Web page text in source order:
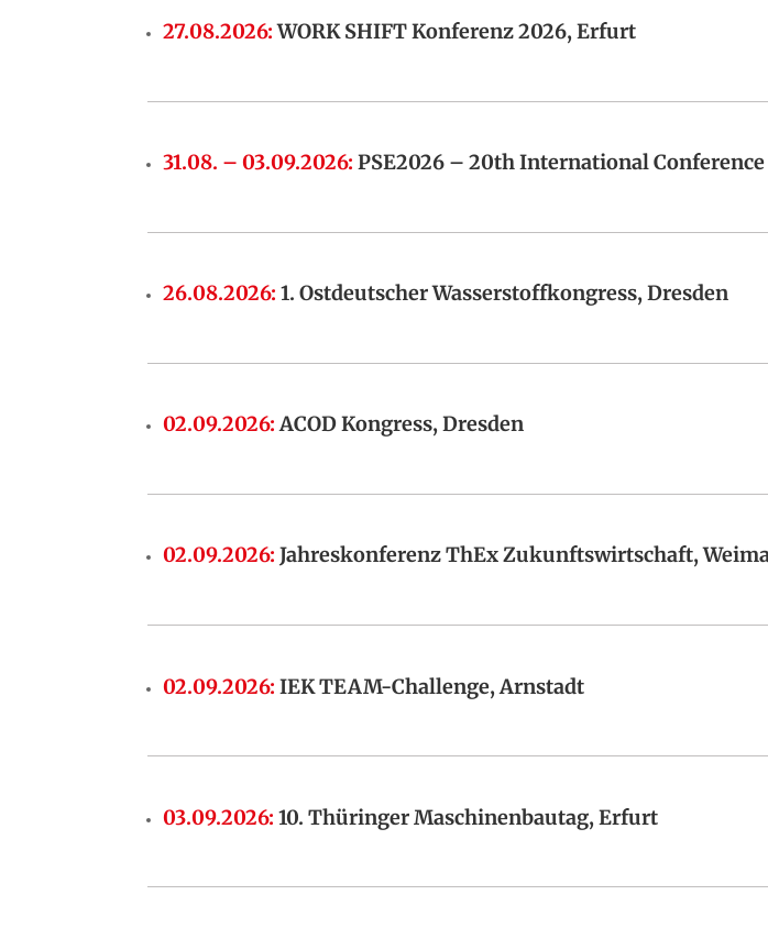
27.08.2026:WORK SHIFT Konferenz 2026, Erfurt
31.08. – 03.09.2026:PSE2026 – 20th International
26.08.2026:1. Ostdeutscher Wasserstoffkongress, Dresden
02.09.2026:ACOD Kongress, Dresden
02.09.2026:Jahreskonferenz ThEx Zukunftswirtschaft,
02.09.2026:IEK TEAM-Challenge, Arnstadt
03.09.2026:10. Thüringer Maschinenbautag, Erfurt